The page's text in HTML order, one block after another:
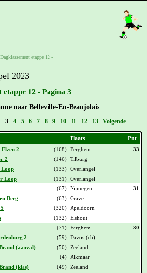
Dagklassement etappe 12 -
2023
etappe 12 - Pagina 3
naar Belleville-En-Beaujolais
- 3- 4- 5- 6- 7- 8- 9- 10- 11- 12- 13- Volgende
Plaats Pnt
Elzen 2 (168) Berghem
33
2
(146) Tilburg
Loop
(133) Overlangel
Loop
(131) Overlangel
(67) Nijmegen
31
Berg
(63) Grave
(320)
Apeldoorn
(132) Elshout
(71) Berghem
30
2
(59) Davos (ch)
(aanval)
(50) Zeeland
(4)
Alkmaar
(klas)
(49) Zeeland